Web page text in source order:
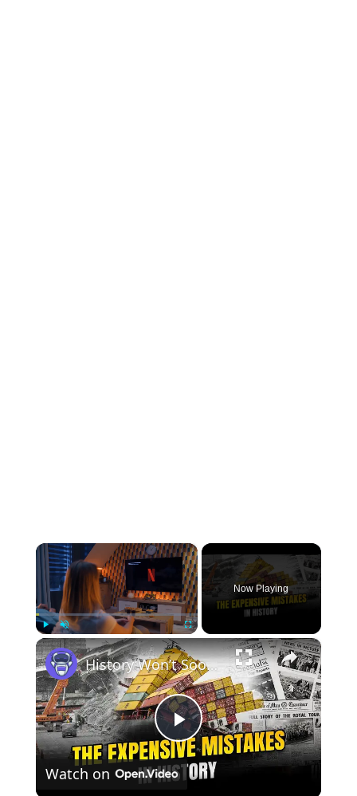
×
Play Unmute Fullscreen
Now Playing
×
Play
Video
History Won’t Soon Forget These Expensive Mistakes | 12am News
Watch on